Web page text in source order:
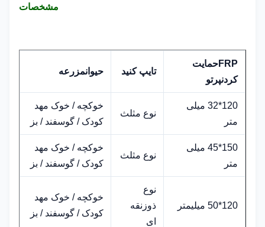
مشخصات
FRPحمایت
کردنپرتو
تایپ کنید حیوانمزرعه
120*32 میلی
متر
نوع مثلث
خوکچه / خوک مهد
کودک / گوسفند / بز
150*45 میلی
متر
نوع مثلث
خوکچه / خوک مهد
کودک / گوسفند / بز
120*50 میلیمتر
نوع
ذوزنقه
ای
خوکچه / خوک مهد
کودک / گوسفند / بز